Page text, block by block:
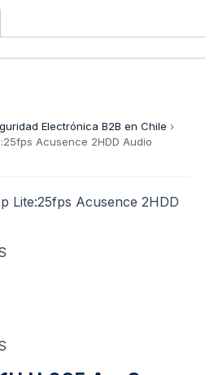
Electrónica B2B en Chile ›
Acusence 2HDD Audio
Lite:25fps Acusence 2HDD